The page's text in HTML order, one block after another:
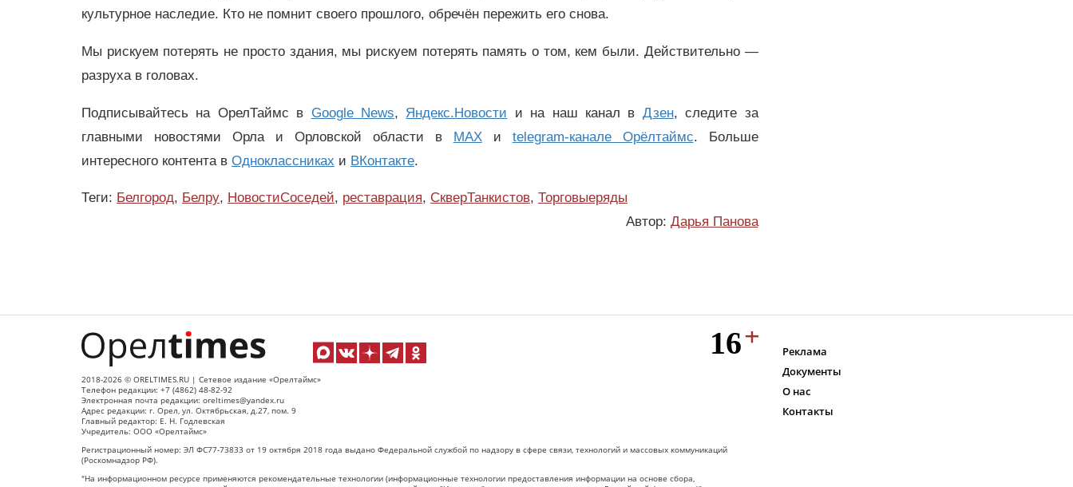
культурное наследие. Кто не помнит своего прошлого, обречён пережить его снова.
Мы рискуем потерять не просто здания, мы рискуем потерять память о том, кем были. Действительно —
разруха в головах.
Подписывайтесь на ОрелТаймс в Google News, Яндекс.Новости и на наш канал в Дзен, следите за
главными новостями Орла и Орловской области в MAXи telegram-канале Орёлтаймс. Больше
интересного контента в Одноклассниках и ВКонтакте.
Теги: Белгород, Белру, НовостиСоседей, реставрация, СкверТанкистов, Торговыеряды
Автор: Дарья Панова
2018-2026 © ORELTIMES.RU | Сетевое издание «Орелтаймс»
Телефон редакции: +7 (4862) 48-82-92
Электронная почта редакции: oreltimes@yandex.ru
Адрес редакции: г. Орел, ул. Октябрьская, д.27, пом. 9
Главный редактор: Е. Н. Годлевская
Учредитель: ООО «Орелтаймс»
Регистрационный номер: ЭЛ ФС77-73833 от 19 октября 2018 года выдано Федеральной службой по надзору в сфере связи, технологий и массовых коммуникаций
(Роскомнадзор РФ).
"На информационном ресурсе применяются рекомендательные технологии (информационные технологии предоставления информации на основе сбора,
Реклама
Документы
О нас
Контакты